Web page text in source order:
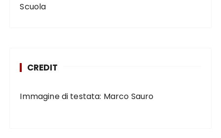
Scuola
CREDIT
Immagine di testata: Marco Sauro